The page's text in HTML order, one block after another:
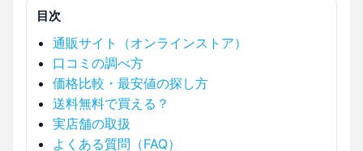
目次
通販サイト（オンラインストア）
口コミの調べ方
価格比較・最安値の探し方
送料無料で買える？
実店舗の取扱
よくある質問（FAQ）